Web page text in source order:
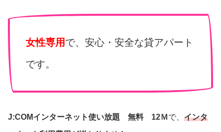
女性専用で、安心・安全な貸アパート
です。
J:COMインターネット使い放題 無料 12Ｍで、 インタ